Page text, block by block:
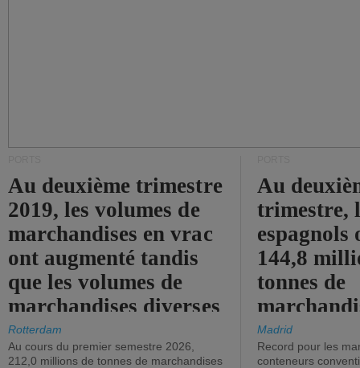
Au deuxième trimestre
2019, les volumes de
marchandises en vrac
ont augmenté tandis
que les volumes de
marchandises diverses
ont diminué.
Rotterdam
Au cours du premier semestre 2026,
212,0 millions de tonnes de marchandises
Au
trimestre,
144,8
tonnes de
(+2,9%).
Madrid
Record pour les
conteneurs